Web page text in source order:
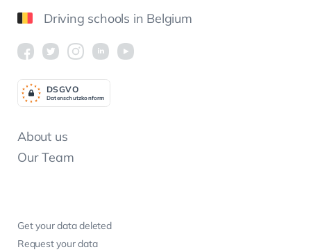
Driving schools in Belgium
About us
Our Team
Get your data deleted
Request your data
Datenschutzkonform
DSGVO